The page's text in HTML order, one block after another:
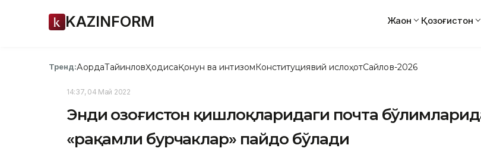
KAZINFORM Жаҳон Қозоғистон
Тренд:АқордаТайинловҲодисаҚонун ва интизомКонституциявий ислоҳотСайлов-2026
14:37, 04 Май 2022
Энди Қозоғистон қишлоқларидаги почта
«рақамли бурчаклар» пайдо бўлади